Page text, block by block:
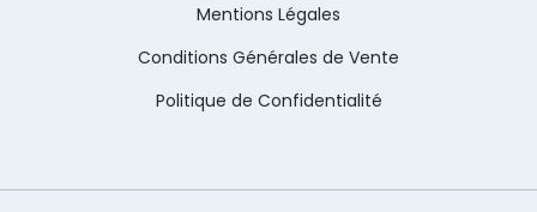
Mentions Légales
Conditions Générales de Vente
Politique de Confidentialité